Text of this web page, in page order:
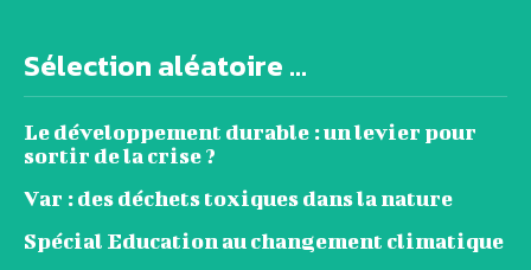
Sélection aléatoire ...
Le développement durable : un levier pour
sortir de la crise ?
Var : des déchets toxiques dans la nature
Spécial Education au changement climatique